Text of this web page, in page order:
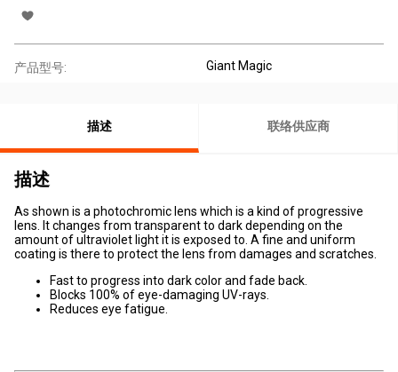
产品型号: Giant Magic
描述 联络供应商
描述
As shown is a photochromic lens which is a kind of progressive
lens. It changes from transparent to dark depending on the
amount of ultraviolet light it is exposed to. A fine and uniform
coating is there to protect the lens from damages and scratches.
Fast to progress into dark color and fade back.
Blocks 100% of eye-damaging UV-rays.
Reduces eye fatigue.